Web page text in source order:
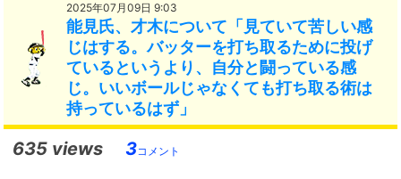
2025年07月09日 9:03
能見氏、才木について「見ていて苦しい感
じはする。バッターを打ち取るために投げ
ているというより、自分と闘っている感
じ。いいボールじゃなくても打ち取る術は
持っているはず」
635 views 3コメント